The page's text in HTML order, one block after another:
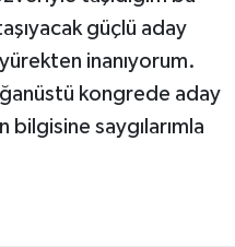
güçlü aday
inanıyorum.
kongrede aday
bilgisine saygılarımla